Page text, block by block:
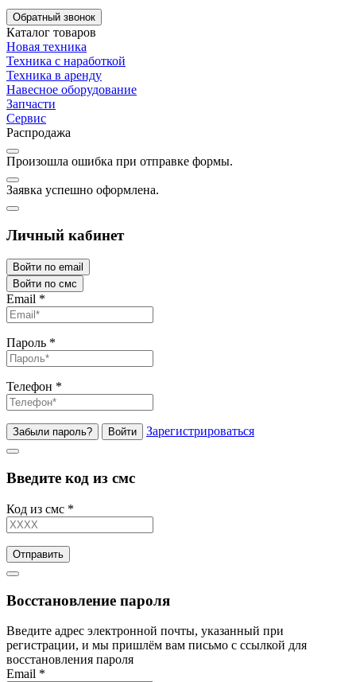
Обратный звонок
Каталог товаров
Новая техника
Техника с наработкой
Техника в аренду
Навесное оборудование
Запчасти
Сервис
Распродажа
Произошла ошибка при отправке формы.
Заявка успешно оформлена.
Личный кабинет
Войти по email
Войти по смс
Email *
Пароль *
Телефон *
Забыли пароль? Войти Зарегистрироваться
Введите код из смс
Код из смс *
Отправить
Восстановление пароля
Введите адрес электронной почты, указанный при
регистрации, и мы пришлём вам письмо с ссылкой для
восстановления пароля
Email *